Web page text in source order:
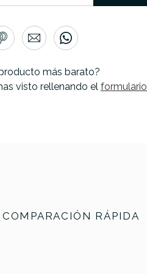
más barato?
visto rellenando el formulario
COMPARACIÓN RÁPIDA